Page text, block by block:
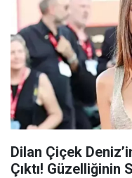
Dilan Çiçek
Çıktı! Güzelliğinin